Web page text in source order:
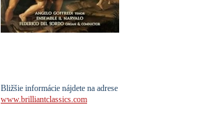
Bližšie informácie nájdete na adrese
www.brilliantclassics.com